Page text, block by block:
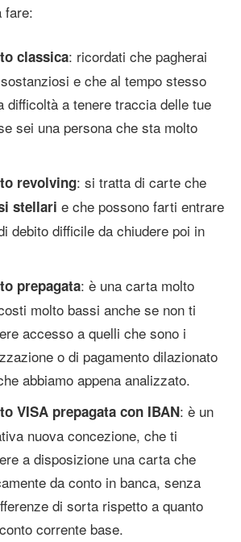
fare:
classica: ricordati che pagherai
e che al tempo stesso
difficoltà a tenere traccia delle tue
sei una persona che sta molto
revolving: si tratta di carte che
stellari e che possono farti entrare
debito difficile da chiudere poi in
prepagata: è una carta molto
molto bassi anche se non ti
accesso a quelli che sono i
o di pagamento dilazionato
abbiamo appena analizzato.
VISA prepagata con IBAN: è un
nuova concezione, che ti
a disposizione una carta che
da conto in banca, senza
di sorta rispetto a quanto
corrente base.